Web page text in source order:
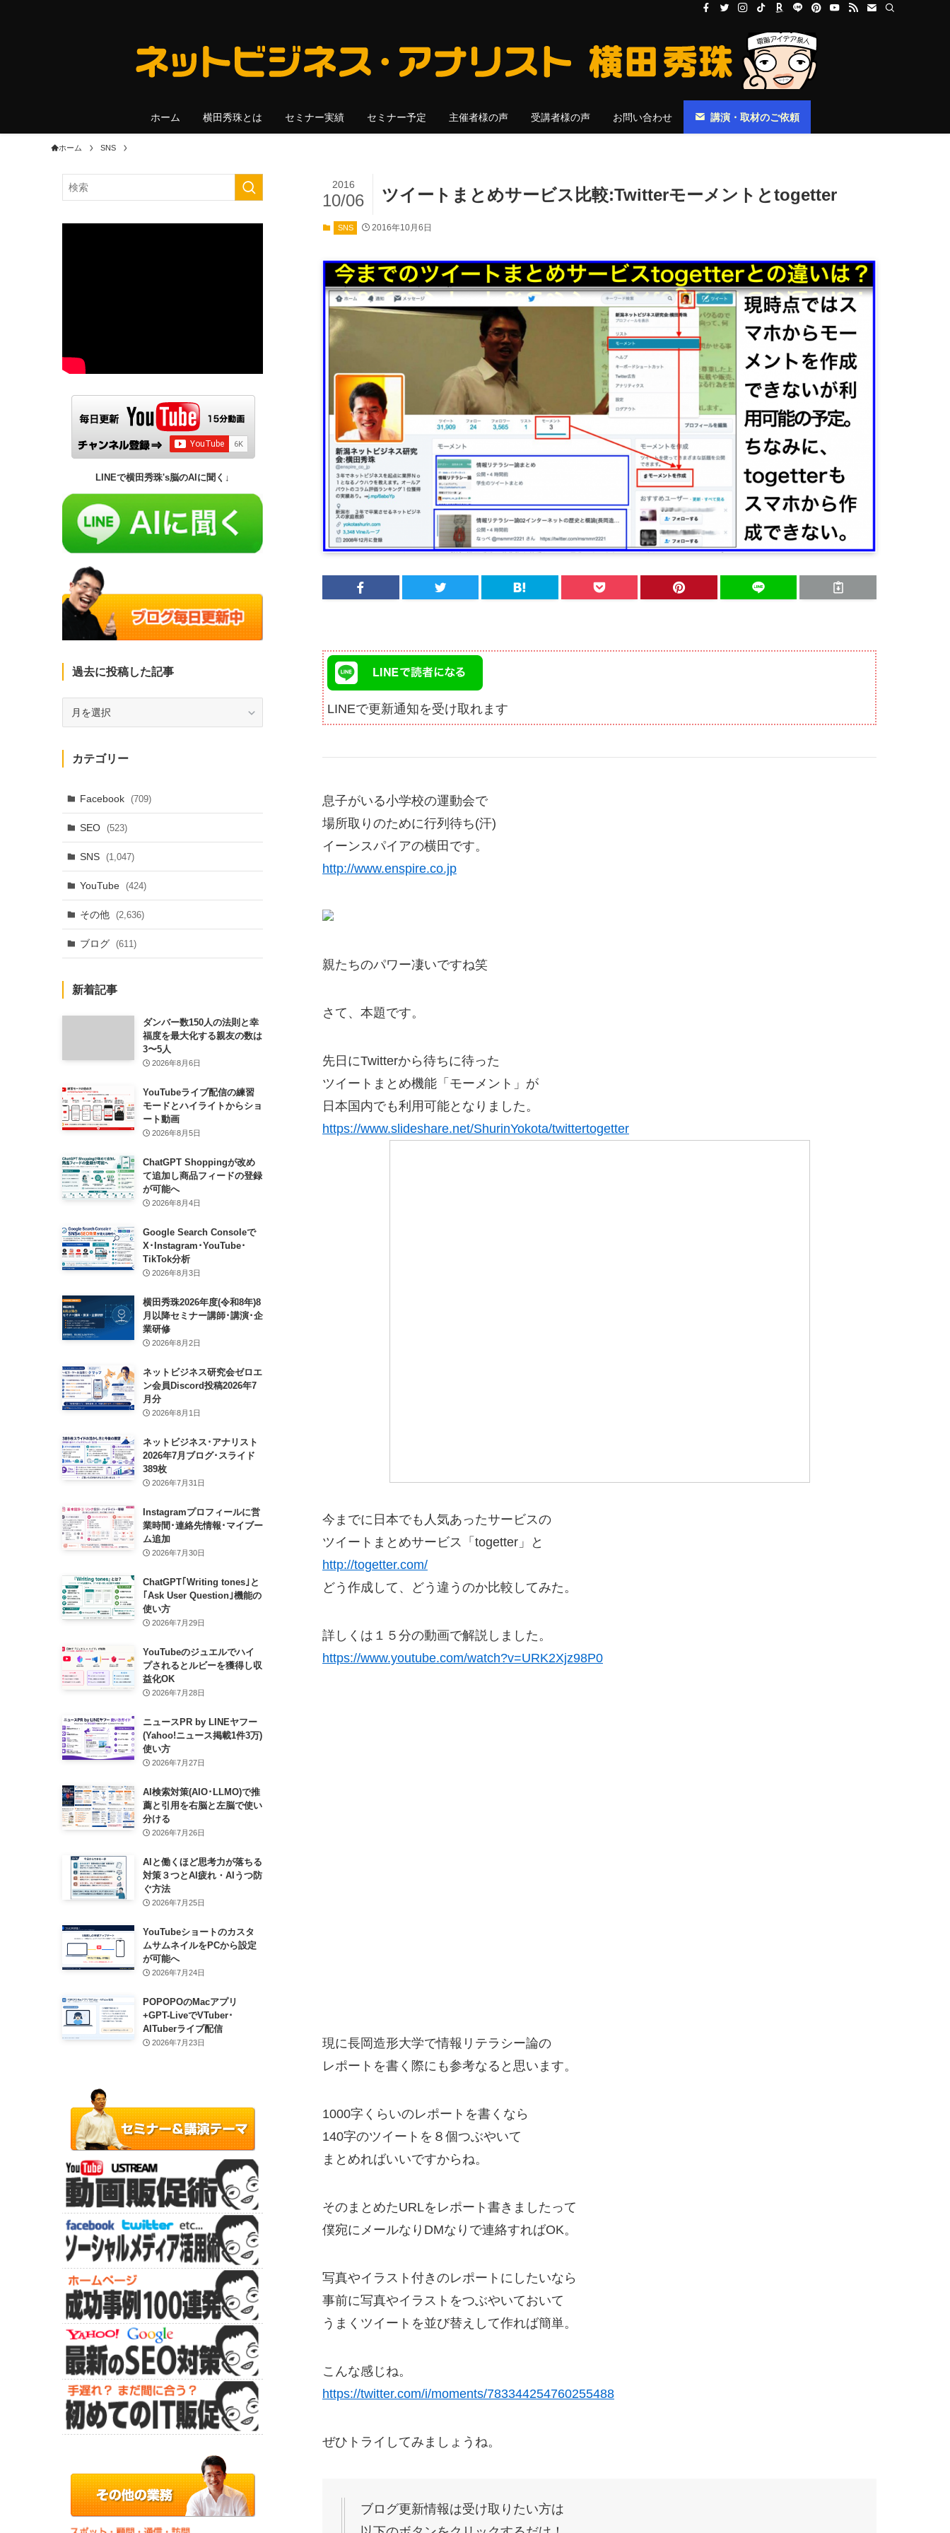
ホーム 横田秀珠とは セミナー実績 セミナー予定 主催者様の声 受講者様の声 お問い合わせ 講演・取材のご依頼
ホーム SNS
ツイートまとめサービス比較:Twitterモーメントとtogetter
2016
10/06
SNS 2016年10月6日
LINEで更新通知を受け取れます
息子がいる小学校の運動会で
場所取りのために行列待ち(汗)
イーンスパイアの横田です。
http://www.enspire.co.jp
親たちのパワー凄いですね笑
さて、本題です。
先日にTwitterから待ちに待った
ツイートまとめ機能「モーメント」が
日本国内でも利用可能となりました。
https://www.slideshare.net/ShurinYokota/twittertogetter
今までに日本でも人気あったサービスの
ツイートまとめサービス「togetter」と
http://togetter.com/
どう作成して、どう違うのか比較してみた。
詳しくは１５分の動画で解説しました。
https://www.youtube.com/watch?v=URK2Xjz98P0
現に長岡造形大学で情報リテラシー論の
レポートを書く際にも参考なると思います。
1000字くらいのレポートを書くなら
140字のツイートを８個つぶやいて
まとめればいいですからね。
そのまとめたURLをレポート書きましたって
僕宛にメールなりDMなりで連絡すればOK。
写真やイラスト付きのレポートにしたいなら
事前に写真やイラストをつぶやいておいて
うまくツイートを並び替えして作れば簡単。
こんな感じね。
https://twitter.com/i/moments/783344254760255488
ぜひトライしてみましょうね。
ブログ更新情報は受け取りたい方は
LINEで横田秀珠's脳のAIに聞く↓
過去に投稿した記事
投
稿
た
記
事
カテゴリー
Facebook (709)
SEO (523)
SNS (1,047)
YouTube (424)
その他 (2,636)
ブログ (611)
新着記事
ダンバー数150人の法則と幸
福度を最大化する親友の数は
3〜5人
2026年8月6日
YouTubeライブ配信の練習
モードとハイライトからショ
ート動画
2026年8月5日
ChatGPT Shoppingが改め
て追加し商品フィードの登録
が可能へ
2026年8月4日
Google Search Consoleで
X･Instagram･YouTube･
TikTok分析
2026年8月3日
横田秀珠2026年度(令和8年)8
月以降セミナー講師･講演･企
業研修
2026年8月2日
ネットビジネス研究会ゼロエ
ン会員Discord投稿2026年7
月分
2026年8月1日
ネットビジネス･アナリスト
2026年7月ブログ･スライド
389枚
2026年7月31日
Instagramプロフィールに営
業時間･連絡先情報･マイブー
ム追加
2026年7月30日
ChatGPT｢Writing tones｣と
｢Ask User Question｣機能の
使い方
2026年7月29日
YouTubeのジュエルでハイ
プされるとルビーを獲得し収
益化OK
2026年7月28日
ニュースPR by LINEヤフー
(Yahoo!ニュース掲載1件3万)
使い方
2026年7月27日
AI検索対策(AIO･LLMO)で推
薦と引用を右脳と左脳で使い
分ける
2026年7月26日
AIと働くほど思考力が落ちる
対策３つとAI疲れ・AIうつ防
ぐ方法
2026年7月25日
YouTubeショートのカスタ
ムサムネイルをPCから設定
が可能へ
2026年7月24日
POPOPOのMacアプリ
+GPT-LiveでVTuber･
AITuberライブ配信
2026年7月23日